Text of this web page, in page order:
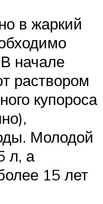
в жаркий
начале
раствором
купороса
Молодой
л, а
15 лет